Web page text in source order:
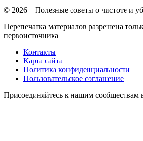
© 2026 – Полезные советы о чистоте и
Перепечатка материалов разрешена
первоисточника
Контакты
Карта сайта
Политика конфиденциальности
Пользовательское соглашение
Присоединяйтесь к нашим сообществам